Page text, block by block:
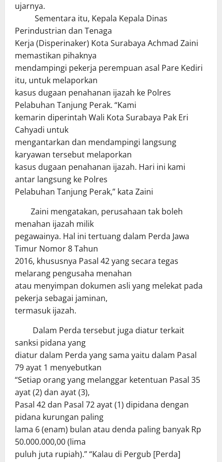
ujarnya.
Sementara itu, Kepala Kepala Dinas
Perindustrian dan Tenaga
Kerja (Disperinaker) Kota Surabaya Achmad Zaini
memastikan pihaknya
mendampingi pekerja perempuan asal Pare Kediri
itu, untuk melaporkan
kasus dugaan penahanan ijazah ke Polres
Pelabuhan Tanjung Perak. “Kami
kemarin diperintah Wali Kota Surabaya Pak Eri
Cahyadi untuk
mengantarkan dan mendampingi langsung
karyawan tersebut melaporkan
kasus dugaan penahanan ijazah. Hari ini kami
antar langsung ke Polres
Pelabuhan Tanjung Perak,” kata Zaini
Zaini mengatakan, perusahaan tak boleh
menahan ijazah milik
pegawainya. Hal ini tertuang dalam Perda Jawa
Timur Nomor 8 Tahun
2016, khususnya Pasal 42 yang secara tegas
melarang pengusaha menahan
atau menyimpan dokumen asli yang melekat pada
pekerja sebagai jaminan,
termasuk ijazah.
Dalam Perda tersebut juga diatur terkait
sanksi pidana yang
diatur dalam Perda yang sama yaitu dalam Pasal
79 ayat 1 menyebutkan
“Setiap orang yang melanggar ketentuan Pasal 35
ayat (2) dan ayat (3),
Pasal 42 dan Pasal 72 ayat (1) dipidana dengan
pidana kurungan paling
lama 6 (enam) bulan atau denda paling banyak Rp
50.000.000,00 (lima
puluh juta rupiah).” “Kalau di Pergub [Perda]